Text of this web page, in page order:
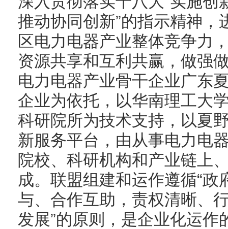
推动协同创新”的指示精神
区电力电器产业整体竞争力
资源共享和互利共赢，做强
电力电器产业骨干企业广东
企业为依托，以华南理工大
科研院所为技术支持，以夏
新服务平台，由从事电力电
院校、科研机构和产业链上
成。联盟组建和运作遵循“
与、合作互助，责权清晰、
发展”的原则，是企业化运作